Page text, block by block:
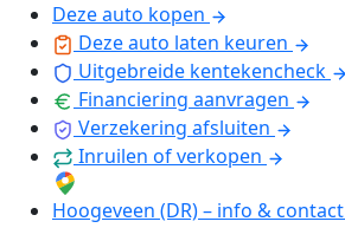
Deze auto kopen
Deze auto laten keuren
Uitgebreide kentekencheck
Financiering aanvragen
Verzekering afsluiten
Inruilen of verkopen
Hoogeveen (DR) – info & contact